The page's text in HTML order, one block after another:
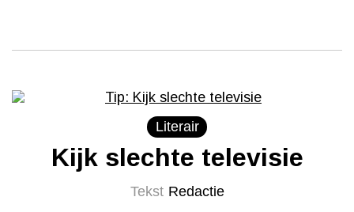
Literair
Kijk slechte televisie
Tekst Redactie